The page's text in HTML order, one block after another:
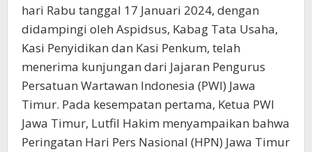
hari Rabu tanggal 17 Januari 2024, dengan
didampingi oleh Aspidsus, Kabag Tata Usaha,
Kasi Penyidikan dan Kasi Penkum, telah
menerima kunjungan dari Jajaran Pengurus
Persatuan Wartawan Indonesia (PWI) Jawa
Timur. Pada kesempatan pertama, Ketua PWI
Jawa Timur, Lutfil Hakim menyampaikan bahwa
Peringatan Hari Pers Nasional (HPN) Jawa Timur